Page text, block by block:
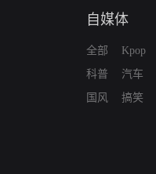
自媒体
全部
科普
国风
Kpop
汽车
搞笑